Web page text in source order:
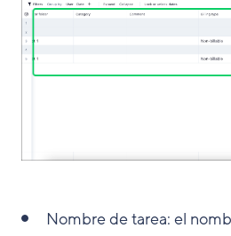
Nombre de tarea: el